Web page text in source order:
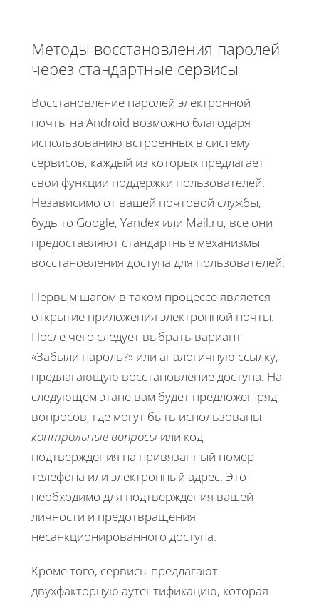
Методы восстановления паролей
через стандартные сервисы
Восстановление паролей электронной
почты на Android возможно благодаря
использованию встроенных в систему
сервисов, каждый из которых предлагает
свои функции поддержки пользователей.
Независимо от вашей почтовой службы,
будь то Google, Yandex или Mail.ru, все они
предоставляют стандартные механизмы
восстановления доступа для пользователей.
Первым шагом в таком процессе является
открытие приложения электронной почты.
После чего следует выбрать вариант
«Забыли пароль?» или аналогичную ссылку,
предлагающую восстановление доступа. На
следующем этапе вам будет предложен ряд
вопросов, где могут быть использованы
контрольные вопросы или код
подтверждения на привязанный номер
телефона или электронный адрес. Это
необходимо для подтверждения вашей
личности и предотвращения
несанкционированного доступа.
Кроме того, сервисы предлагают
двухфакторную аутентификацию, которая